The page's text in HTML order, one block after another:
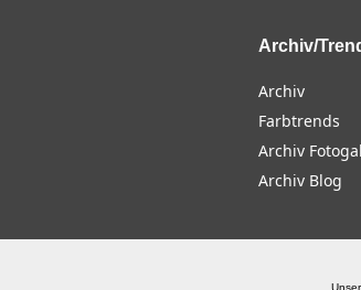
Archiv/
Archiv
Farbtrends
Archiv
Archiv Blog